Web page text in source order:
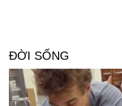
ĐỜI SỐNG